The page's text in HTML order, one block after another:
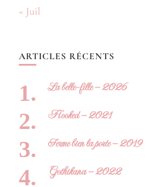
« Juil
ARTICLES RÉCENTS
La belle-fille – 2026
Hooked – 2021
Ferme bien la porte – 2019
Gothikana – 2022